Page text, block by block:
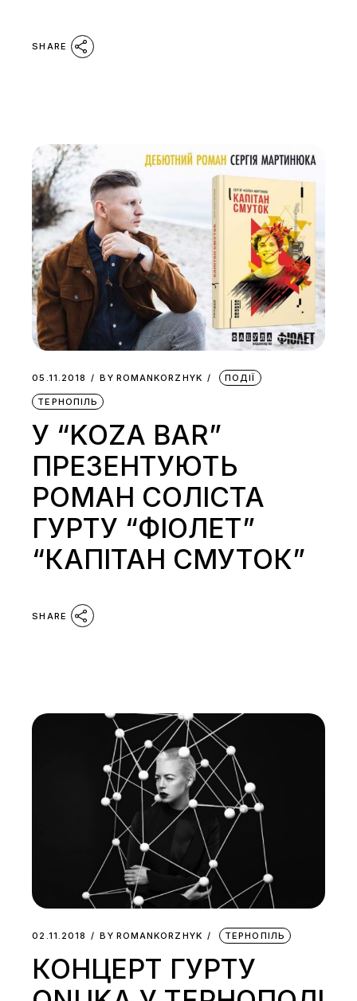
SHARE
05.11.2018 BY ROMANKORZHYK ПОДІЇ
ТЕРНОПІЛЬ
У “KOZA BAR”
ПРЕЗЕНТУЮТЬ
РОМАН СОЛІСТА
ГУРТУ “ФІОЛЕТ”
“КАПІТАН СМУТОК”
SHARE
02.11.2018 BY ROMANKORZHYK ТЕРНОПІЛЬ
КОНЦЕРТ ГУРТУ